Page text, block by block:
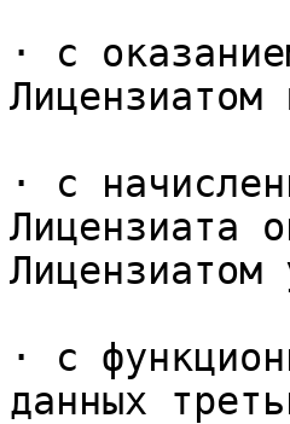
· с
· с
Лицензиата
· с
данных